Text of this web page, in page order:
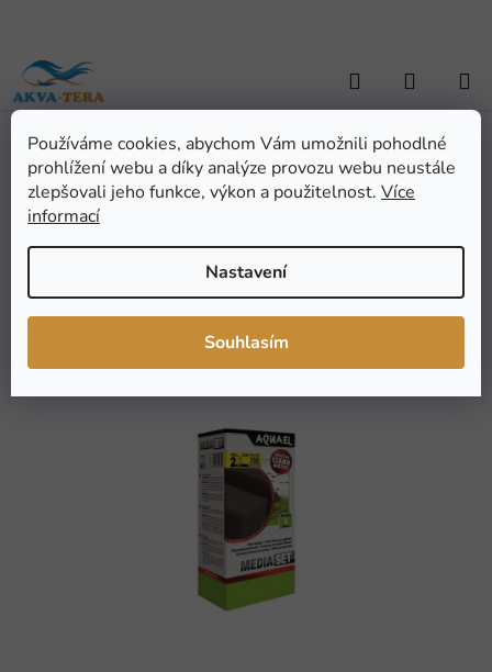
Používáme cookies, abychom Vám umožnili pohodlné
prohlížení webu a díky analýze provozu webu neustále
zlepšovali jeho funkce, výkon a použitelnost. Více
informací
Nastavení
Souhlasím
obsah
Hledat
KOŠÍK
Domů / AKVARISTIKA / Akvarijní technika / Filtry, náplně a přísl.
Filtrační náplně / Aquael Molitan VERSAMAX FZN - mini
Aquael Molitan
VERSAMAX FZN - mini
hodnocení
0,0
Podrobnosti hodnocení
Značka:Aquael